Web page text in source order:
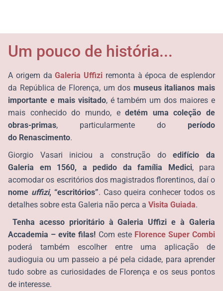
Um pouco de história...
A origem da Galeria Uffizi remonta à época de esplendor
da República de Florença, um dos museus italianos mais
importante e mais visitado, é também um dos maiores e
mais conhecido do mundo, edetém uma coleção de
obras-primas, particularmente do período
do Renascimento.
Giorgio Vasari iniciou a construção doedifício da
Galeria em 1560, a pedido da família Medici, para
acomodar os escritórios dos magistrados florentinos, daí o
nome uffizi, “escritórios”. Caso queira conhecer todos os
detalhes sobre esta Galeria não perca a Visita Guiada.
Tenha acesso prioritário à Galeria Uffizi e à Galeria
Accademia – evite filas! Com este Florence Super Combi
poderá também escolher entre uma aplicação de
audioguia ou um passeio a pé pela cidade, para aprender
tudo sobre as curiosidades de Florença e os seus pontos
de interesse.